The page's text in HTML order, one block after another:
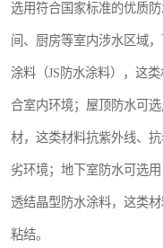
选用符合国家标准的优质
间、厨房等室内涉水区域
涂料（JS防水涂料），这
合室内环境；屋顶防水可
材，这类材料抗紫外线、
劣环境；地下室防水可选
透结晶型防水涂料，这类
粘结。